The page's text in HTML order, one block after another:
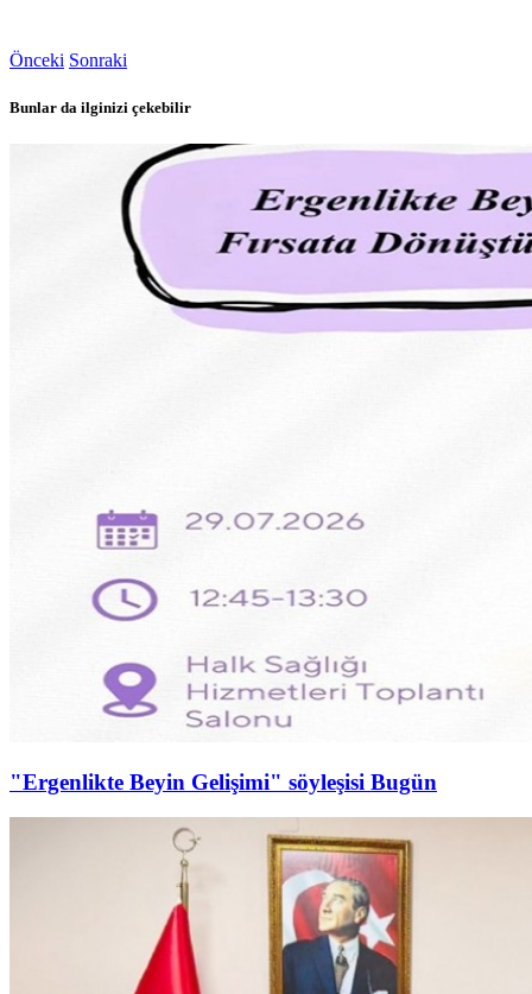
Önceki Sonraki
Bunlar da ilginizi çekebilir
"Ergenlikte Beyin Gelişimi" söyleşisi Bugün